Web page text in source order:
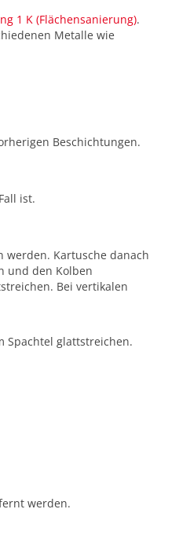
1 K (Flächensanierung).
Metalle wie
Beschichtungen.
ist.
werden. Kartusche danach
und den Kolben
Bei vertikalen
Spachtel glattstreichen.
werden.